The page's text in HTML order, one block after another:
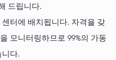
드립니다.
터에 배치됩니다. 자격을 갖
모니터링하므로 99%의 가동
니다.